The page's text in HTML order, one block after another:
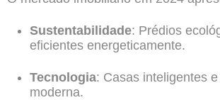
Sustentabilidade: Prédios
eficientes energeticamente.
Tecnologia: Casas inteligentes
moderna.